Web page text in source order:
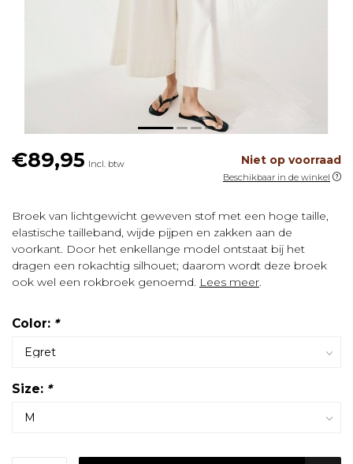
€89,95 Incl. btw Niet op voorraad
Beschikbaar in de winkel
Broek van lichtgewicht geweven stof met een hoge taille,
elastische tailleband, wijde pijpen en zakken aan de
voorkant. Door het enkellange model ontstaat bij het
dragen een rokachtig silhouet; daarom wordt deze broek
ook wel een rokbroek genoemd. Lees meer.
Color: *
Size: *